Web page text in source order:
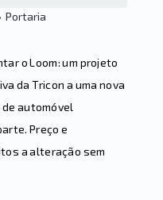
Portaria
o Loom: um projeto
da Tricon a uma nova
automóvel
Preço e
a alteração sem